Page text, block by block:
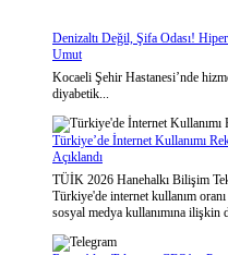
Denizaltı Değil, Şifa Odası!
Umut
Kocaeli Şehir Hastanesi’nde
diyabetik...
Türkiye’de İnternet Kullanımı
Açıklandı
TÜİK 2026 Hanehalkı Bilişim
Türkiye'de internet kullanım
sosyal medya kullanımına ilişkin